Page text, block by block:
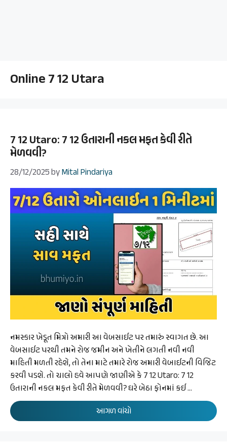
Online 7 12 Utara
7 12 Utaro: 7 12 ઉતારાની નકલ મફત કેવી રીતે
મેળવવી?
28/12/2025byMital Pindariya
નમસ્કાર ખેડૂત મિત્રો અમારી આ વેબસાઈટ પર તમારું સ્વાગત છે. આ
વેબસાઈટ પરથી તમને રોજ જમીન અને ખેતીને લગતી નવી નવી
માહિતી મળતી રહેશે, તો તેના માટે તમારે રોજ અમારી વેબાઈટની વિજિટ
કરવી પડશે. તો ચાલો હવે આપણે જાણીએ કે 7 12 Utaro: 7 12
ઉતારાની નકલ મફત કેવી રીતે મેળવવી? ઘરે બેઠા ફોનમાં કઈ …
આગળ વાંચો